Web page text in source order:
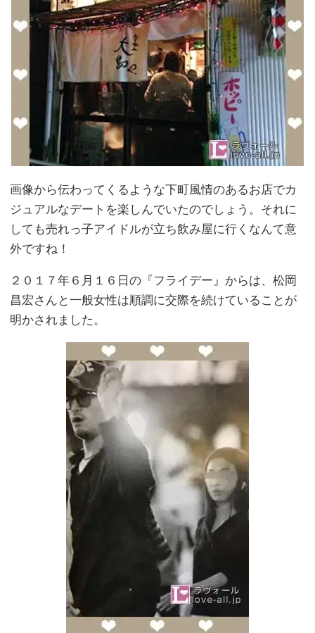
画像から伝わってくるような下町風情のあるお店でカ
ジュアルなデートを楽しんでいたのでしょう。それに
しても売れっ子アイドルが立ち飲み屋に行くなんて意
外ですね！
２０１７年６月１６日の『フライデー』からは、松岡
昌宏さんと一般女性は順調に交際を続けていることが
明かされました。